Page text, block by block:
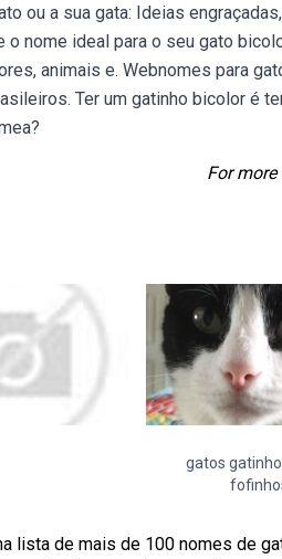
ou a sua gata: Ideias
o nome ideal para o seu gato
animais e. Webnomes para
Ter um gatinho bicolor é
For
gatos
lista de mais de 100 nomes de